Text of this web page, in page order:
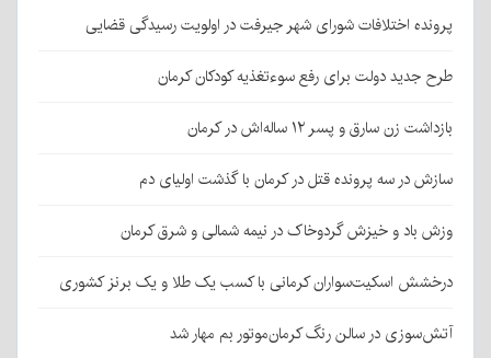
پرونده اختلافات شورای شهر جیرفت در اولویت رسیدگی قضایی
طرح جدید دولت برای رفع سوءتغذیه کودکان کرمان
بازداشت زن سارق و پسر ۱۲ ساله‌اش در کرمان
سازش در سه پرونده قتل در کرمان با گذشت اولیای دم
وزش باد و خیزش گردوخاک در نیمه شمالی و شرق کرمان
درخشش اسکیت‌سواران کرمانی با کسب یک طلا و یک برنز کشوری
آتش‌سوزی در سالن رنگ کرمان‌موتور بم مهار شد